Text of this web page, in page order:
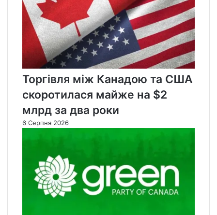
Торгівля між Канадою та США
скоротилася майже на $2
млрд за два роки
6 Серпня 2026